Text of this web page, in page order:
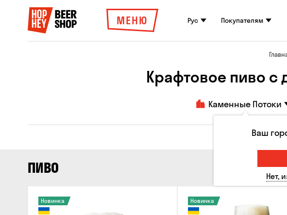
МЕНЮ Рус Покупателям
Крафтовое пиво с
Каменные Потоки
Все товары
ПИВО
Новинка Новинка
Ваш
Нет,